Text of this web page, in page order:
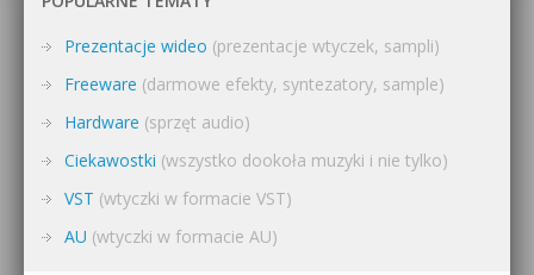
Prezentacje wideo (prezentacje wtyczek, sampli)
Freeware (darmowe efekty, syntezatory, sample)
Hardware (sprzęt audio)
Ciekawostki (wszystko dookoła muzyki i nie tylko)
VST (wtyczki w formacie VST)
AU (wtyczki w formacie AU)